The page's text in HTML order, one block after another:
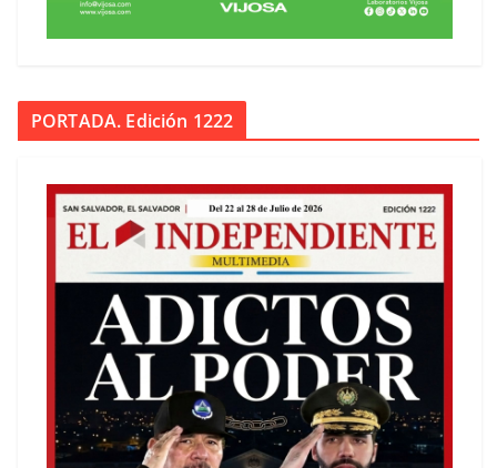
PORTADA. Edición 1222